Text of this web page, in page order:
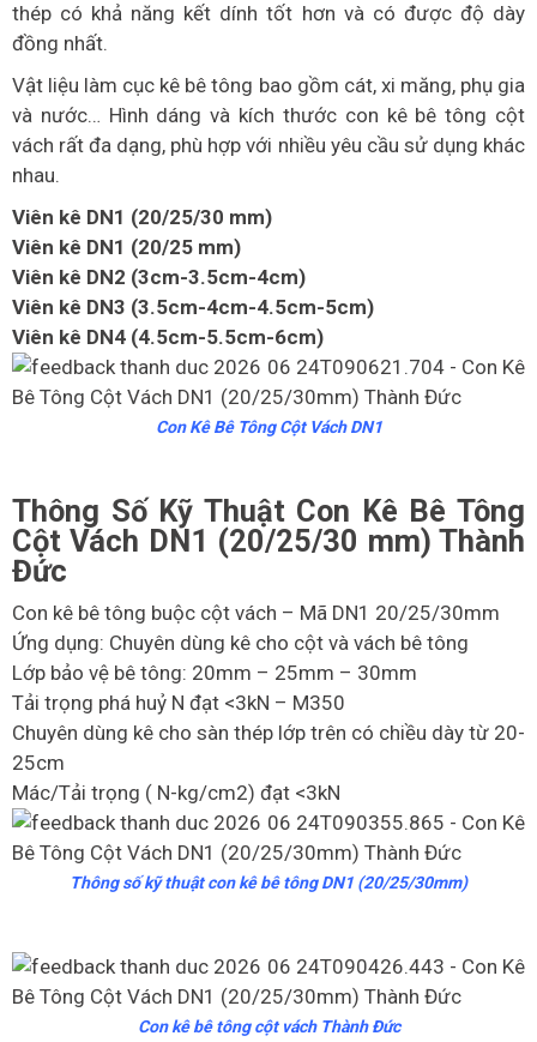
thép có khả năng kết dính tốt hơn và có được độ dày
đồng nhất.
Vật liệu làm cục kê bê tông bao gồm cát, xi măng, phụ gia
và nước… Hình dáng và kích thước con kê bê tông cột
vách rất đa dạng, phù hợp với nhiều yêu cầu sử dụng khác
nhau.
Viên kê DN1 (20/25/30 mm)
Viên kê DN1 (20/25 mm)
Viên kê DN2 (3cm-3.5cm-4cm)
Viên kê DN3 (3.5cm-4cm-4.5cm-5cm)
Viên kê DN4 (4.5cm-5.5cm-6cm)
Con Kê Bê Tông Cột Vách DN1
Thông Số Kỹ Thuật Con Kê Bê Tông
Cột Vách DN1 (20/25/30 mm) Thành
Đức
Con kê bê tông buộc cột vách – Mã DN1 20/25/30mm
Ứng dụng: Chuyên dùng kê cho cột và vách bê tông
Lớp bảo vệ bê tông: 20mm – 25mm – 30mm
Tải trọng phá huỷ N đạt <3kN – M350
Chuyên dùng kê cho sàn thép lớp trên có chiều dày từ 20-
25cm
Mác/Tải trọng ( N-kg/cm2) đạt <3kN
Thông số kỹ thuật con kê bê tông DN1 (20/25/30mm)
Con kê bê tông cột vách Thành Đức